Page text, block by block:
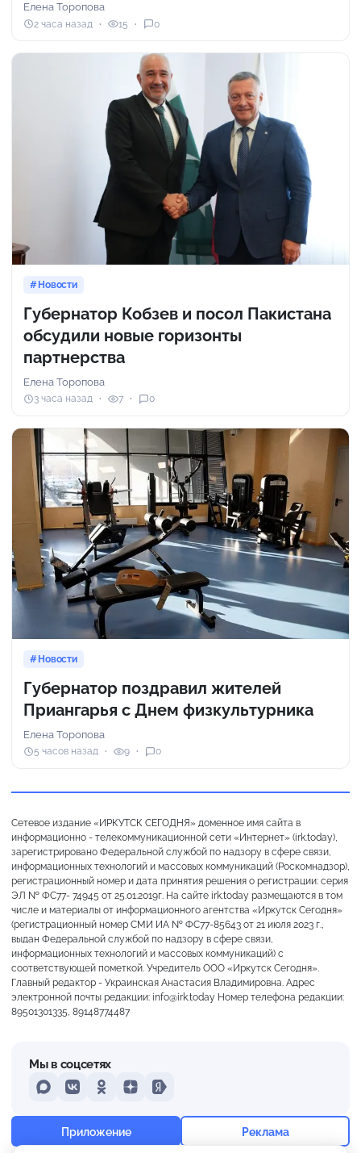
+19° Ощущается как +19
Елена Торопова
2 часа назад 15 0
Новости
Губернатор Кобзев и посол Пакистана
обсудили новые горизонты
партнерства
Елена Торопова
3 часа назад 7 0
Новости
Губернатор поздравил жителей
Приангарья с Днем физкультурника
Елена Торопова
5 часов назад 9 0
Сетевое издание «ИРКУТСК СЕГОДНЯ» доменное имя сайта в
информационно - телекоммуникационной сети «Интернет» (irk.today),
зарегистрировано Федеральной службой по надзору в сфере связи,
информационных технологий и массовых коммуникаций (Роскомнадзор),
регистрационный номер и дата принятия решения о регистрации: серия
ЭЛ № ФС77- 74945 от 25.01.2019г. На сайте irk.today размещаются в том
числе и материалы от информационного агентства «Иркутск Сегодня»
(регистрационный номер СМИ ИА № ФС77-85643 от 21 июля 2023 г.,
выдан Федеральной службой по надзору в сфере связи,
информационных технологий и массовых коммуникаций) с
соответствующей пометкой. Учредитель ООО «Иркутск Сегодня».
Главный редактор - Украинская Анастасия Владимировна. Адрес
электронной почты редакции: info@irk.today Номер телефона редакции:
89501301335, 89148774487
Мы в соцсетях
MAXVKontakteOdnoklassniki
DzenYandex
Приложение Реклама